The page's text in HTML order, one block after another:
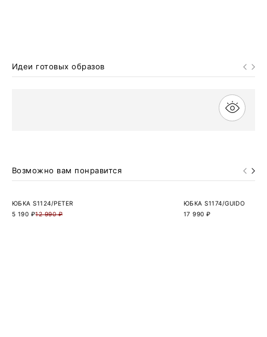
Идеи готовых образов
Возможно вам понравится
ЮБКА S1124/PETER
12 990 ₽
5 190 ₽
ЮБКА S1174/GUIDO
17 990 ₽